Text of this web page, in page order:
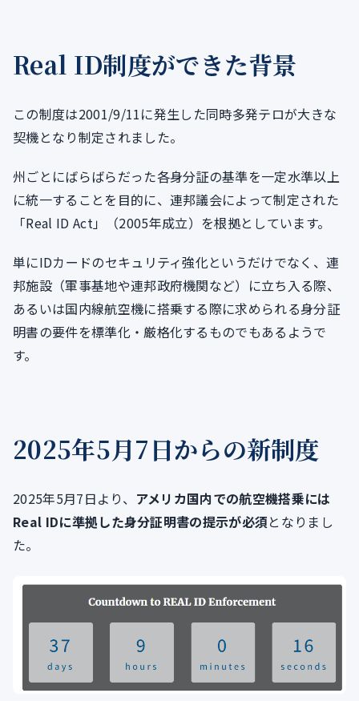
Real ID制度ができた背景
この制度は2001/9/11に発生した同時多発テロが大きな
契機となり制定されました。
州ごとにばらばらだった各身分証の基準を一定水準以上
に統一することを目的に、連邦議会によって制定された
「Real ID Act」（2005年成立）を根拠としています。
単にIDカードのセキュリティ強化というだけでなく、連
邦施設（軍事基地や連邦政府機関など）に立ち入る際、
あるいは国内線航空機に搭乗する際に求められる身分証
明書の要件を標準化・厳格化するものでもあるようで
す。
2025年5月7日からの新制度
2025年5月7日より、 アメリカ国内での航空機搭乗には
Real IDに準拠した身分証明書の提示が必須となりまし
た。